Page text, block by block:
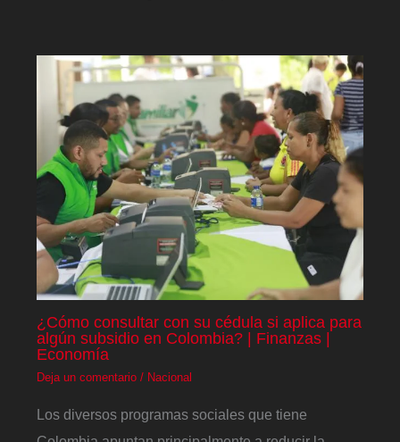
¿Cómo consultar con su cédula si aplica para
algún subsidio en Colombia? | Finanzas |
Economía
Deja un comentario / Nacional
Los diversos programas sociales que tiene